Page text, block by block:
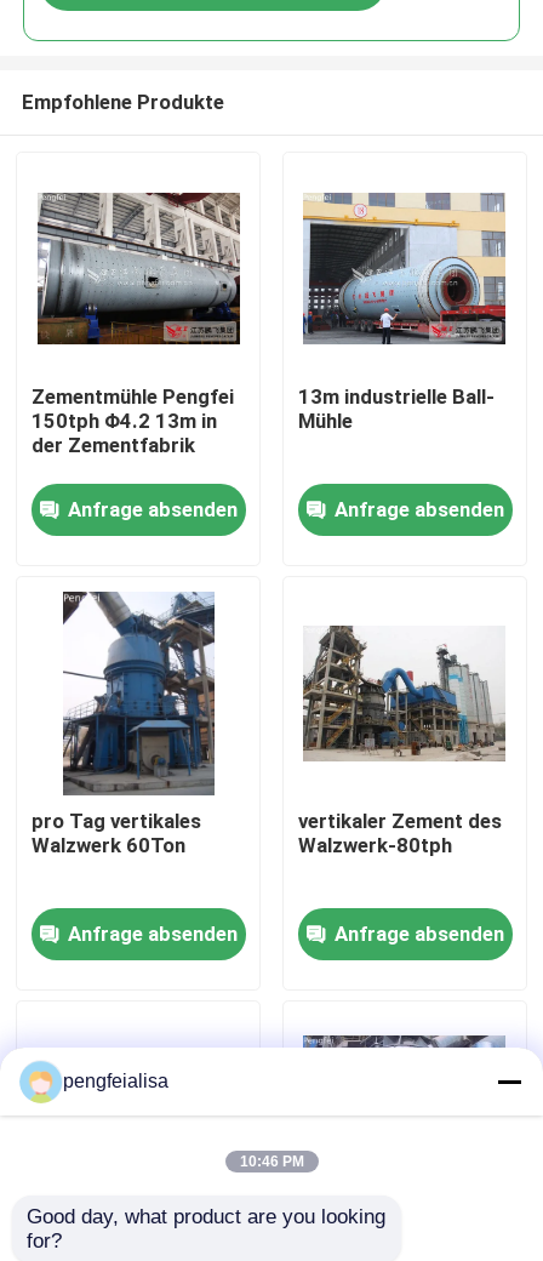
Produkte
Über uns
Fabrik-Ausflug
Treten Sie mit uns in Verbindung
Zementfertigungsstraße
Aktive Kalk-Fertigungsstraße
Zement-Produktions-Ausrüstung
Empfohlene Produkte
Zementmühle Pengfei
150tph Φ4.2 13m in
der Zementfabrik
Anfrage absenden
13m industrielle Ball-
Mühle
Anfrage absenden
pro Tag vertikales
Walzwerk 60Ton
Anfrage absenden
vertikaler Zement des
Walzwerk-80tph
Anfrage absenden
25ton pro Rollen-
pengfeialisa
10:46 PM
Good day, what product are you looking
for?